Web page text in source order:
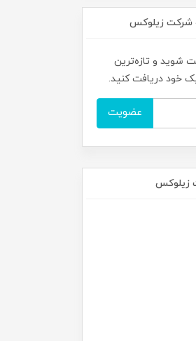
شرکت زیلوکس
شوید و تازه‌ترین
خود دریافت کنید.
عضویت
زیلوکس